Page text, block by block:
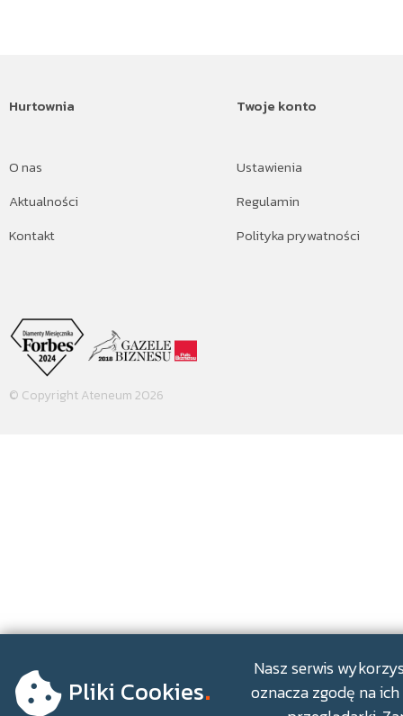
Hurtownia
O nas
Aktualności
Kontakt
Twoje konto
Ustawienia
Regulamin
Polityka prywatności
© Copyright Ateneum 2026
Pliki Cookies.
Nasz serwis
oznacza zgodę na